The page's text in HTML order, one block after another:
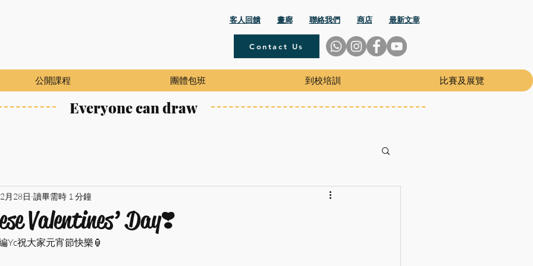
​客人回饋 畫廊 聯絡我們 商店 最新文章
Contact Us
公開課程 團體包班 到校培訓 比賽及展覽
Everyone can draw
Valentines’ Day❣️
月28日 讀畢需時 1 分鐘
Yc祝大家元宵節快樂🏮